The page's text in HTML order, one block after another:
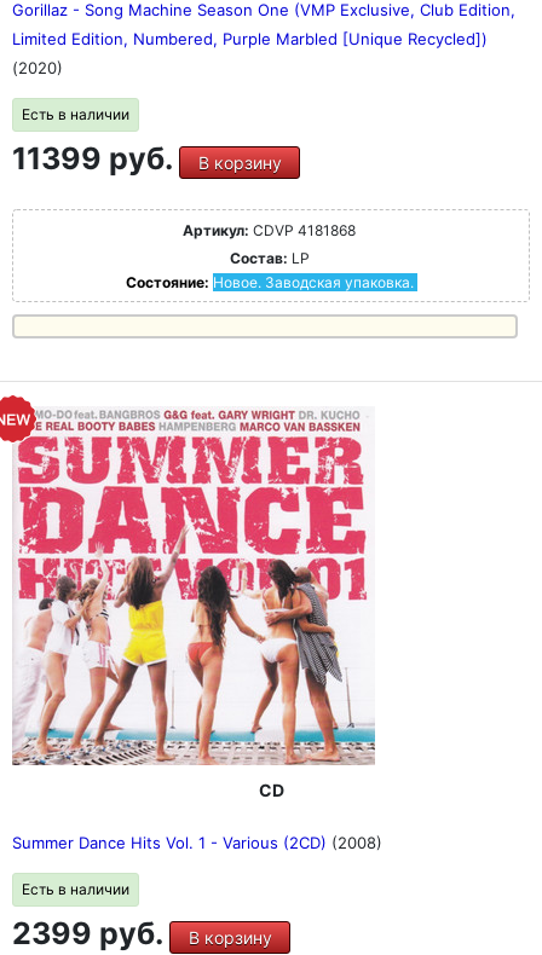
Gorillaz - Song Machine Season One (VMP Exclusive, Club Edition,
Limited Edition, Numbered, Purple Marbled [Unique Recycled])
(2020)
Есть в наличии
11399 руб. В корзину
Артикул: CDVP 4181868
Состав: LP
Состояние: Новое. Заводская упаковка.
CD
Summer Dance Hits Vol. 1 - Various (2CD) (2008)
Есть в наличии
2399 руб. В корзину